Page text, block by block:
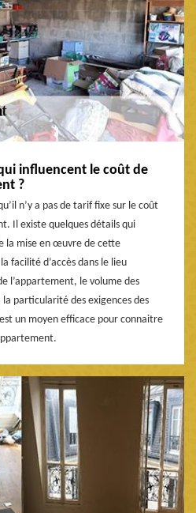
influencent le coût de
?
n’y a pas de tarif fixe sur le coût
Il existe quelques détails qui
la mise en œuvre de cette
facilité d’accès dans le lieu
l’appartement, le volume des
particularité des exigences des
un moyen efficace pour connaitre